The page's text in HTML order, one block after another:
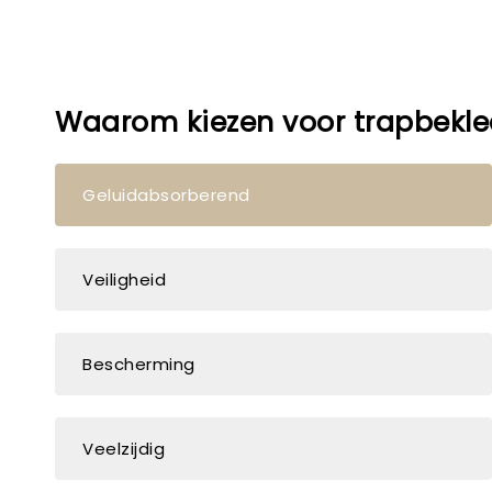
Waarom kiezen voor
Geluidabsorberend
Veiligheid
Bescherming
Veelzijdig